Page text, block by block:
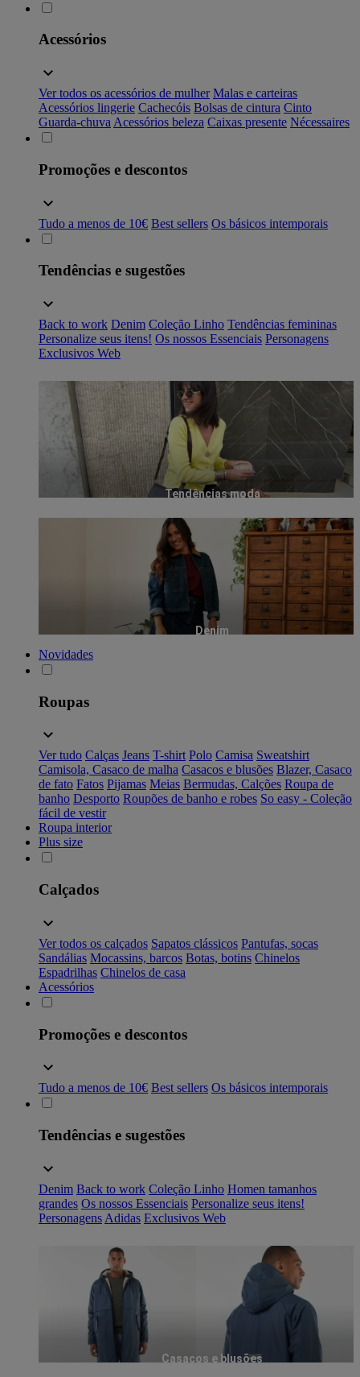
Acessórios
Ver todos os acessórios de mulher Malas e carteiras
Acessórios lingerie Cachecóis Bolsas de cintura Cinto
Guarda-chuva Acessórios beleza Caixas presente Nécessaires
Promoções e descontos
Tudo a menos de 10€ Best sellers Os básicos intemporais
Tendências e sugestões
Back to work Denim Coleção Linho Tendências femininas
Personalize seus itens! Os nossos Essenciais Personagens
Exclusivos Web
Tendências moda
Denim
Novidades
Roupas
Ver tudo Calças Jeans T-shirt Polo Camisa Sweatshirt
Camisola, Casaco de malha Casacos e blusões Blazer, Casaco
de fato Fatos Pijamas Meias Bermudas, Calções Roupa de
banho Desporto Roupões de banho e robes So easy - Coleção
fácil de vestir
Roupa interior
Plus size
Calçados
Ver todos os calçados Sapatos clássicos Pantufas, socas
Sandálias Mocassins, barcos Botas, botins Chinelos
Espadrilhas Chinelos de casa
Acessórios
Promoções e descontos
Tudo a menos de 10€ Best sellers Os básicos intemporais
Tendências e sugestões
Denim Back to work Coleção Linho Homen tamanhos
grandes Os nossos Essenciais Personalize seus itens!
Personagens Adidas Exclusivos Web
Casacos e blusões